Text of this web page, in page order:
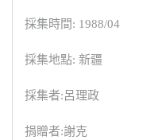
採集時間: 1988/04
採集地點: 新疆
採集者:呂理政
捐贈者:謝克